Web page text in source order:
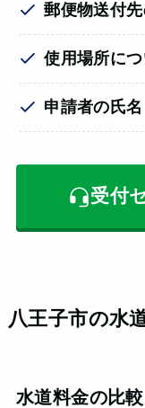
郵便物送付
使用場所に
申請者の氏
受付
八王子市の水
水道料金の比較